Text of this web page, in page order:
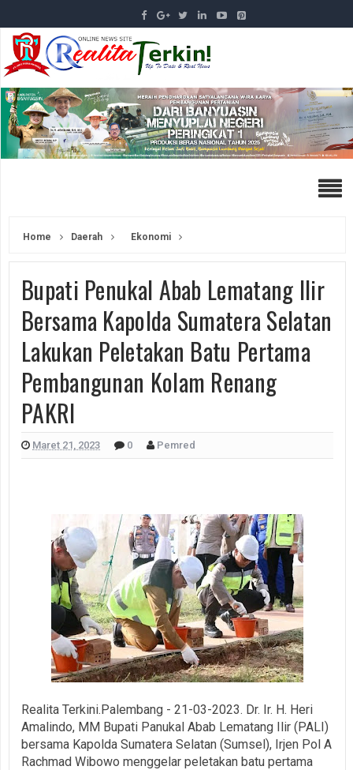
Home Daerah Ekonomi
Bupati Penukal Abab Lematang Ilir
Bersama Kapolda Sumatera Selatan
Lakukan Peletakan Batu Pertama
Pembangunan Kolam Renang
PAKRI
Maret 21, 2023 0 Pemred
Realita Terkini.Palembang - 21-03-2023. Dr. Ir. H. Heri
Amalindo, MM Bupati Panukal Abab Lematang Ilir (PALI)
bersama Kapolda Sumatera Selatan (Sumsel), Irjen Pol A
Rachmad Wibowo menggelar peletakan batu pertama